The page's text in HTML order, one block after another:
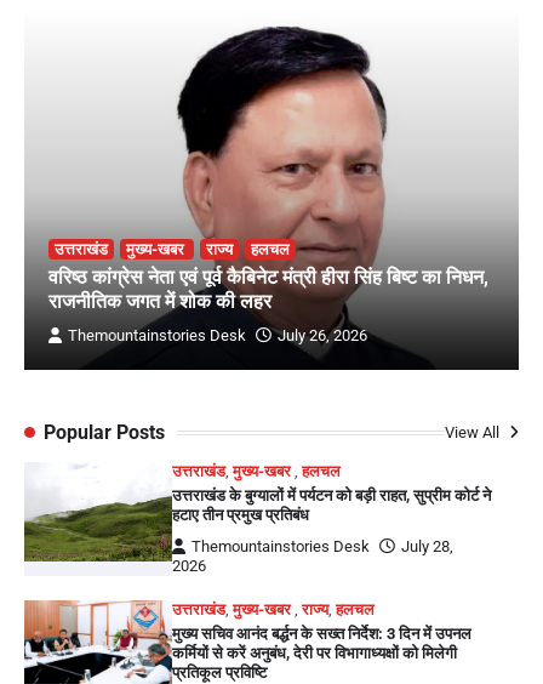
उत्तराखंड मुख्य-खबर राज्य हलचल
वरिष्ठ कांग्रेस नेता एवं पूर्व कैबिनेट मंत्री हीरा सिंह बिष्ट का निधन,
राजनीतिक जगत में शोक की लहर
Themountainstories Desk July 26, 2026
Popular Posts View All
उत्तराखंड,मुख्य-खबर,हलचल
उत्तराखंड के बुग्यालों में पर्यटन को बड़ी राहत, सुप्रीम कोर्ट ने
हटाए तीन प्रमुख प्रतिबंध
Themountainstories Desk
July 28,
2026
उत्तराखंड,मुख्य-खबर,राज्य,हलचल
मुख्य सचिव आनंद बर्द्धन के सख्त निर्देश: 3 दिन में उपनल
कर्मियों से करें अनुबंध, देरी पर विभागाध्यक्षों को मिलेगी
प्रतिकूल प्रविष्टि